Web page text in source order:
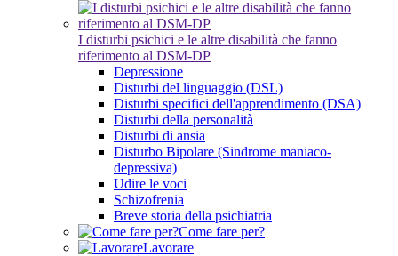
I disturbi psichici e le altre disabilità che fanno
riferimento al DSM-DP
Depressione
Disturbi del linguaggio (DSL)
Disturbi specifici dell'apprendimento (DSA)
Disturbi della personalità
Disturbi di ansia
Disturbo Bipolare (Sindrome maniaco-
depressiva)
Udire le voci
Schizofrenia
Breve storia della psichiatria
Come fare per?
Lavorare